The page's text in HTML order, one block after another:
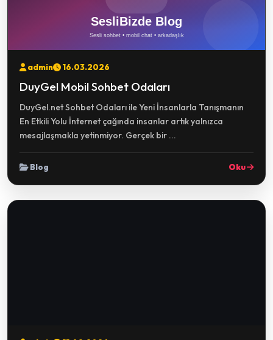
admin 16.03.2026
DuyGel Mobil Sohbet Odaları
DuyGel.net Sohbet Odaları ile Yeni İnsanlarla Tanışmanın
En Etkili Yolu İnternet çağında insanlar artık yalnızca
mesajlaşmakla yetinmiyor. Gerçek bir ...
Blog Oku